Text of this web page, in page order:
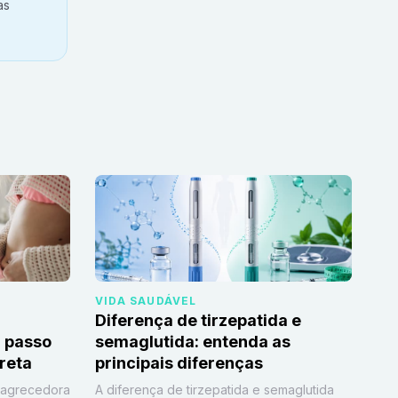
passo
VIDA SAUDÁVEL
Diferença de tirzepatida e
semaglutida: entenda as
principais diferenças
A diferença de tirzepatida e semaglutida